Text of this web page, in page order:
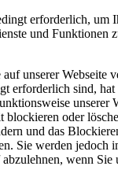
erforderlich, um
und Funktionen
unserer Webseite
erforderlich sind,
unserer
blockieren oder
und das
Sie werden jedoch
wenn Sie